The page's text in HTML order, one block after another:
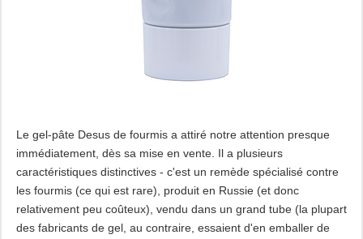
Le gel-pâte Desus de fourmis a attiré notre attention presque
immédiatement, dès sa mise en vente. Il a plusieurs
caractéristiques distinctives - c'est un remède spécialisé contre
les fourmis (ce qui est rare), produit en Russie (et donc
relativement peu coûteux), vendu dans un grand tube (la plupart
des fabricants de gel, au contraire, essaient d'en emballer de